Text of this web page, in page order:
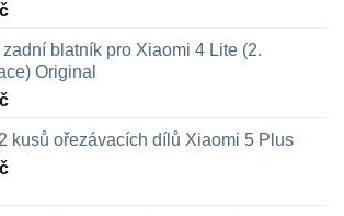
blatník pro Xiaomi 4 Lite (2.
Original
kusů ořezávacích dílů Xiaomi 5 Plus